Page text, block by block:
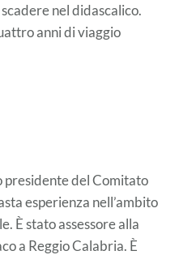
nel didascalico.
anni di viaggio
presidente del Comitato
esperienza nell’ambito
È stato assessore alla
a Reggio Calabria. È